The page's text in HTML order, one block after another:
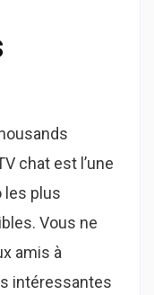
chat est l’une
les plus
Vous ne
amis à
intéressantes